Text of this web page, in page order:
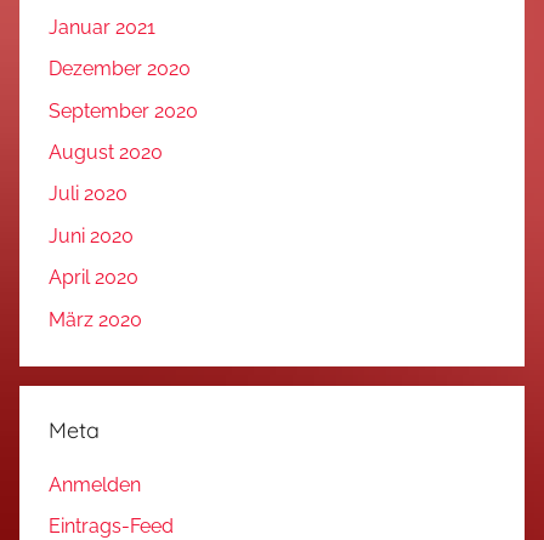
Januar 2021
Dezember 2020
September 2020
August 2020
Juli 2020
Juni 2020
April 2020
März 2020
Meta
Anmelden
Eintrags-Feed